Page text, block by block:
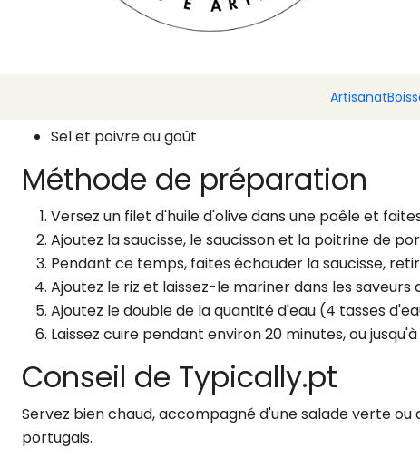
Artisanat
1 récipient à farine
Sel et poivre au goût
Méthode de préparation
Versez un filet d'huile d'olive dans une poêle et
Ajoutez la saucisse, le saucisson et la poitrine de
Pendant ce temps, faites échauder la saucisse,
Ajoutez le riz et laissez-le mariner dans les saveurs
Ajoutez le double de la quantité d'eau (4 tasses
Laissez cuire pendant environ 20 minutes, ou
Conseil de Typically.pt
Servez bien chaud, accompagné d'une salade verte
portugais.